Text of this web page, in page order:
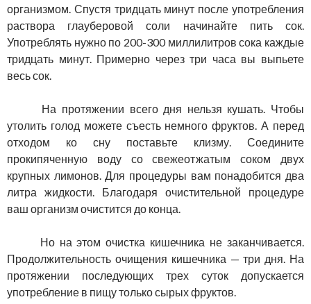
организмом. Спустя тридцать минут после употребления
раствора глауберовой соли начинайте пить сок.
Употреблять нужно по 200-300 миллилитров сока каждые
тридцать минут. Примерно через три часа вы выпьете
весь сок.
На протяжении всего дня нельзя кушать. Чтобы
утолить голод можете съесть немного фруктов. А перед
отходом ко сну поставьте клизму. Соедините
прокипяченную воду со свежеотжатым соком двух
крупных лимонов. Для процедуры вам понадобится два
литра жидкости. Благодаря очистительной процедуре
ваш организм очистится до конца.
Но на этом очистка кишечника не заканчивается.
Продолжительность очищения кишечника — три дня. На
протяжении последующих трех суток допускается
употребление в пищу только сырых фруктов.